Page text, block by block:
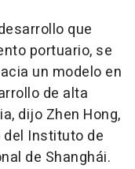
que
portuario, se
un modelo en
de alta
dijo Zhen Hong,
Instituto de
de Shanghái.